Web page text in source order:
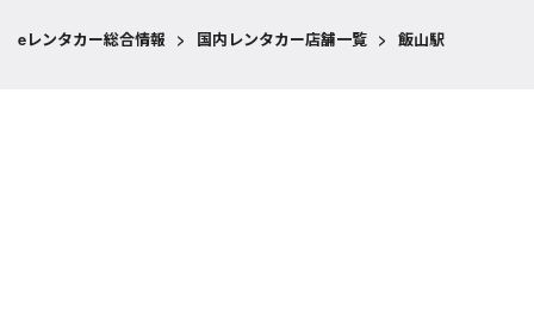
eレンタカー総合情報 > 国内レンタカー店舗一覧 > 飯山駅